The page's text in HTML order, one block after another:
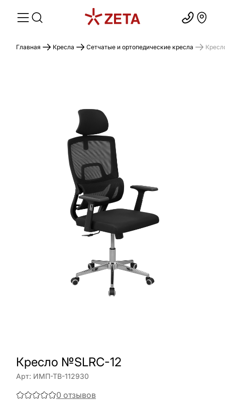
Главная Кресла Сетчатые и ортопедические кресла
Кресло №SLRC-12
Арт: ИМП-ТВ-112930
0 отзывов